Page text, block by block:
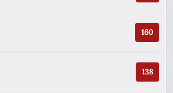
160
138